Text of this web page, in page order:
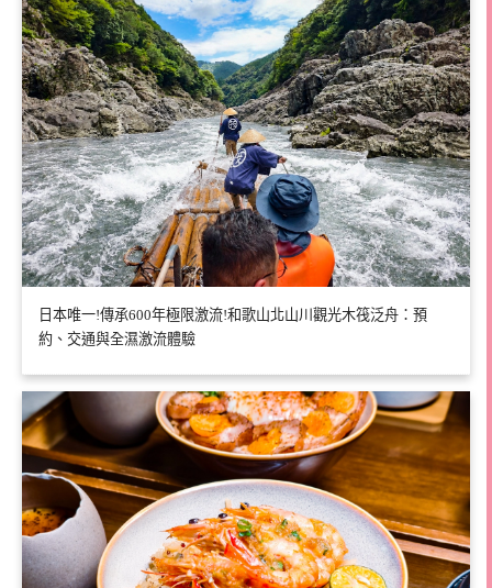
日本唯一!傳承600年極限激流!和歌山北山川觀光木筏泛舟：預
約、交通與全濕激流體驗